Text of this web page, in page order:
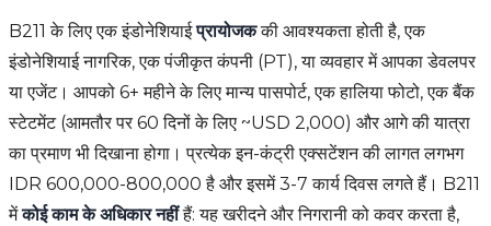
B211 के लिए एक इंडोनेशियाईप्रायोजककी आवश्यकता होती है, एक
इंडोनेशियाई नागरिक, एक पंजीकृत कंपनी (PT), या व्यवहार में आपका डेवलपर
या एजेंट। आपको 6+ महीने के लिए मान्य पासपोर्ट, एक हालिया फोटो, एक बैंक
स्टेटमेंट (आमतौर पर 60 दिनों के लिए ~USD 2,000) और आगे की यात्रा
का प्रमाण भी दिखाना होगा। प्रत्येक इन-कंट्री एक्सटेंशन की लागत लगभग
IDR 600,000-800,000 है और इसमें 3-7 कार्य दिवस लगते हैं। B211
मेंकोई काम के अधिकार नहींहैं: यह खरीदने और निगरानी को कवर करता है,